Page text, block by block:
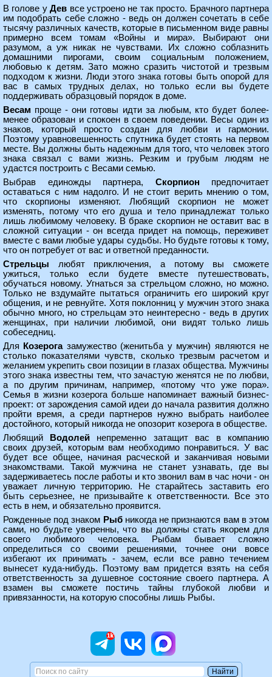
В голове уДев все устроено не так просто. Брачного партнера
им подобрать себе сложно - ведь он должен сочетать в себе
тысячу различных качеств, которые в письменном виде равны
примерно всем томам «Войны и мира». Выбирают они
разумом, а уж никак не чувствами. Их сложно соблазнить
домашними пирогами, своим социальным положением,
любовью к детям. Зато можно сразить чистотой и трезвым
подходом к жизни. Люди этого знака готовы быть опорой для
вас в самых трудных делах, но только если вы будете
поддерживать образцовый порядок в доме.
Весам проще - они готовы идти за любым, кто будет более-
менее образован и спокоен в своем поведении. Весы один из
знаков, который просто создан для любви и гармонии.
Поэтому уравновешенность спутника будет стоять на первом
месте. Вы должны быть надежным для того, что человек этого
знака связал с вами жизнь. Резким и грубым людям не
удастся построить с Весами семью.
Выбрав единожды партнера, Скорпион предпочитает
оставаться с ним надолго. И не стоит верить мнению о том,
что скорпионы изменяют. Любящий скорпион не может
изменять, потому что его душа и тело принадлежат только
лишь любимому человеку. В браке скорпион не оставит вас в
сложной ситуации - он всегда придет на помощь, переживет
вместе с вами любые удары судьбы. Но будьте готовы к тому,
что он потребует от вас и ответной преданности.
Стрельцы любят приключения, а потому вы сможете
ужиться, только если будете вместе путешествовать,
обучаться новому. Угнаться за стрельцом сложно, но можно.
Только не вздумайте пытаться ограничить его широкий круг
общения, и не ревнуйте. Хотя поклонниц у мужчин этого знака
обычно много, но стрельцам это неинтересно - ведь в других
женщинах, при наличии любимой, они видят только лишь
собеседниц.
Для
Козерогазамужество (женитьба у мужчин) являются не
столько показателями чувств, сколько трезвым расчетом и
желанием укрепить свои позиции в глазах общества. Мужчины
этого знака известны тем, что зачастую женятся не по любви,
а по другим причинам, например, «потому что уже пора».
Семья в жизни козерога больше напоминает важный бизнес-
проект: от зарождения самой идеи до начала развития должно
пройти время, а среди партнеров нужно выбрать наиболее
достойного, который никогда не опозорит козерога в обществе.
Любящий
Водолей непременно затащит вас в компанию
своих друзей, которым вам необходимо понравиться. У вас
будет все общее, начиная расческой и заканчивая новыми
знакомствами. Такой мужчина не станет узнавать, где вы
задерживаетесь после работы и кто звонил вам в час ночи - он
уважает личную территорию. Не старайтесь заставить его
быть серьезнее, не призывайте к ответственности. Все это
есть в нем, и обязательно проявится.
Рожденные под знаком Рыбникогда не признаются вам в этом
сами, но будьте уверенны, что вы должны стать якорем для
своего любимого человека. Рыбам бывает сложно
определиться со своими решениями, точнее они вовсе
избегают их принимать - зачем, если все равно течением
вынесет куда-нибудь. Поэтому вам придется взять на себя
ответственность за душевное состояние своего партнера. А
взамен вы сможете постичь тайны глубокой любви и
привязанности, на которую способны лишь Рыбы.